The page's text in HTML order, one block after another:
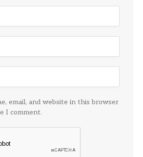
email, and website in this browser
I comment.